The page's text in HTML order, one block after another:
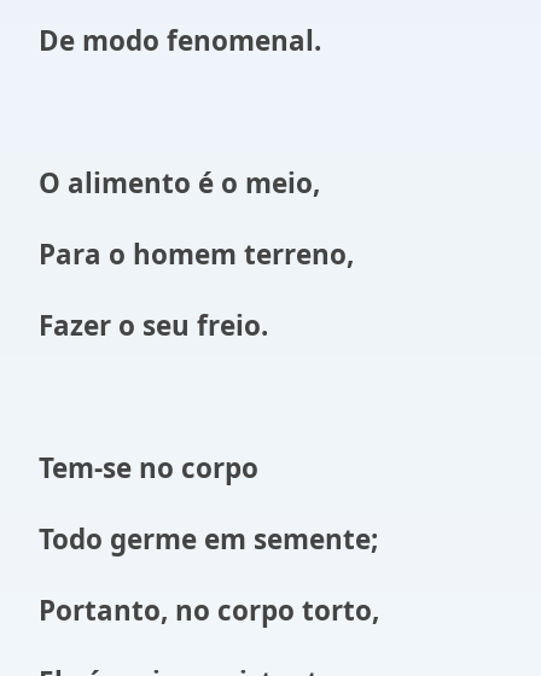
De modo fenomenal.
O alimento é o meio,
Para o homem terreno,
Fazer o seu freio.
Tem-se no corpo
Todo germe em semente;
Portanto, no corpo torto,